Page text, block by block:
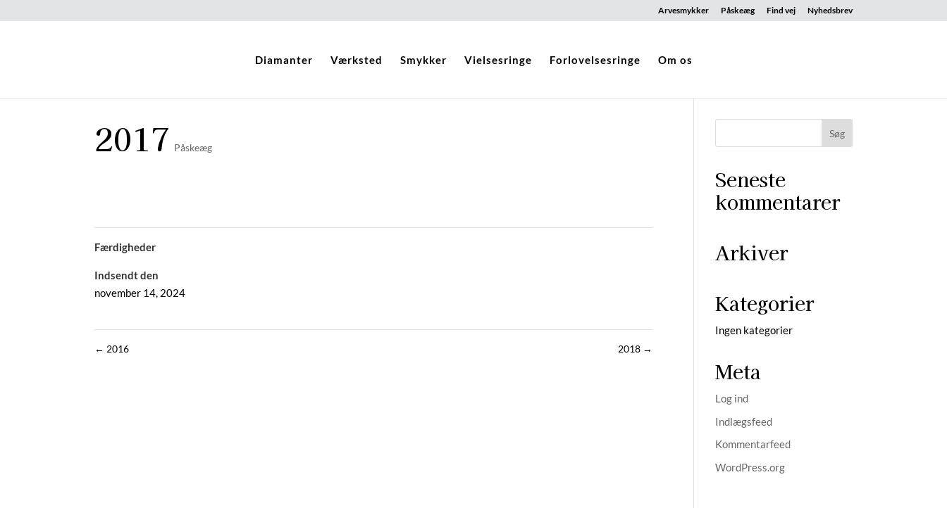
Arvesmykker Påskeæg Find vej Nyhedsbrev
Diamanter Værksted Smykker Vielsesringe Forlovelsesringe Om os
2017 Påskeæg
Færdigheder
Indsendt den
november 14, 2024
← 2016 2018 →
Seneste
kommentarer
Arkiver
Kategorier
Ingen kategorier
Meta
Log ind
Indlægsfeed
Kommentarfeed
WordPress.org